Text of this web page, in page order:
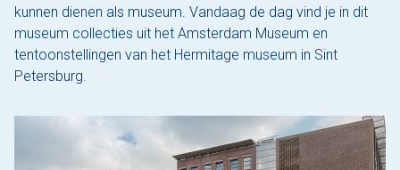
kunnen dienen als museum. Vandaag de dag vind je in dit
museum collecties uit het Amsterdam Museum en
tentoonstellingen van het Hermitage museum in Sint
Petersburg.